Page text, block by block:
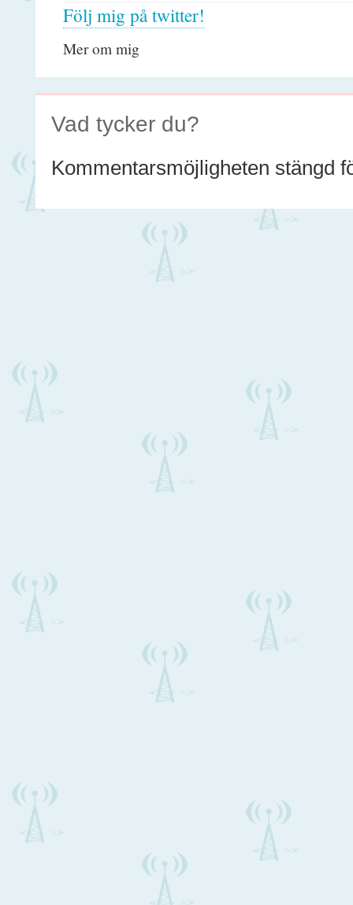
Följ mig på twitter!
Mer om mig
Vad tycker du?
Kommentarsmöjligheten stängd